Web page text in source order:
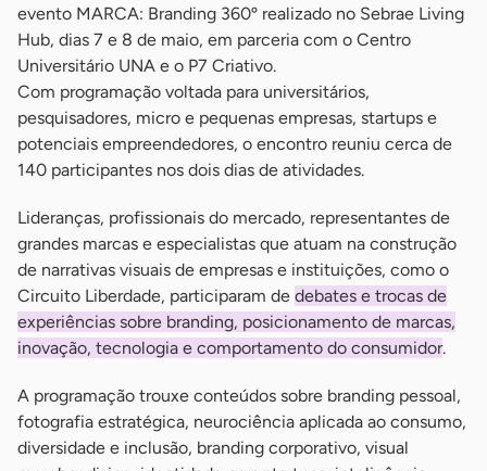
evento MARCA: Branding 360º realizado no Sebrae Living
Hub, dias 7 e 8 de maio, em parceria com o Centro
Universitário UNA e o P7 Criativo.
Com programação voltada para universitários,
pesquisadores, micro e pequenas empresas, startups e
potenciais empreendedores, o encontro reuniu cerca de
140 participantes nos dois dias de atividades.
Lideranças, profissionais do mercado, representantes de
grandes marcas e especialistas que atuam na construção
de narrativas visuais de empresas e instituições, como o
Circuito Liberdade, participaram de debates e trocas de
experiências sobre branding, posicionamento de marcas,
inovação, tecnologia e comportamento do consumidor.
A programação trouxe conteúdos sobre branding pessoal,
fotografia estratégica, neurociência aplicada ao consumo,
diversidade e inclusão, branding corporativo, visual